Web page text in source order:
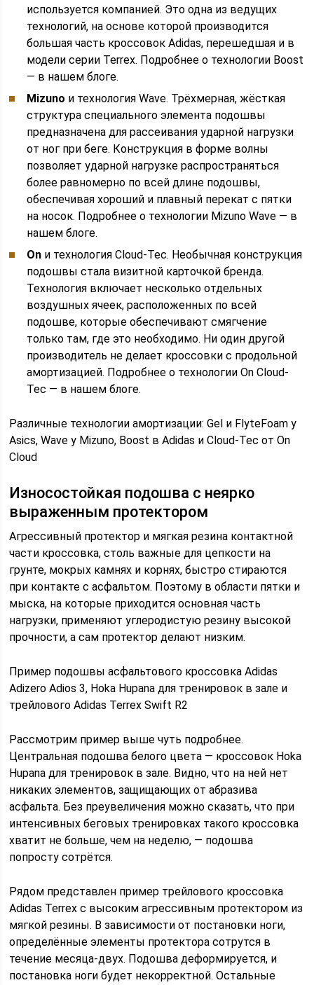
используется компанией. Это одна из ведущих
технологий, на основе которой производится
большая часть кроссовок Adidas, перешедшая и в
модели серии Terrex. Подробнее о технологии Boost
— в нашем блоге.
Mizuno и технология Wave. Трёхмерная, жёсткая
структура специального элемента подошвы
предназначена для рассеивания ударной нагрузки
от ног при беге. Конструкция в форме волны
позволяет ударной нагрузке распространяться
более равномерно по всей длине подошвы,
обеспечивая хороший и плавный перекат с пятки
на носок. Подробнее о технологии Mizuno Wave — в
нашем блоге.
On и технология Cloud-Tec. Необычная конструкция
подошвы стала визитной карточкой бренда.
Технология включает несколько отдельных
воздушных ячеек, расположенных по всей
подошве, которые обеспечивают смягчение
только там, где это необходимо. Ни один другой
производитель не делает кроссовки с продольной
амортизацией. Подробнее о технологии On Cloud-
Tec — в нашем блоге.
Различные технологии амортизации: Gel и FlyteFoam у
Asics, Wave у Mizuno, Boost в Adidas и Cloud-Tec от On
Cloud
Износостойкая подошва с неярко
выраженным протектором
Агрессивный протектор и мягкая резина контактной
части кроссовка, столь важные для цепкости на
грунте, мокрых камнях и корнях, быстро стираются
при контакте с асфальтом. Поэтому в области пятки и
мыска, на которые приходится основная часть
нагрузки, применяют углеродистую резину высокой
прочности, а сам протектор делают низким.
Пример подошвы асфальтового кроссовка Adidas
Adizero Adios 3, Hoka Hupana для тренировок в зале и
трейлового Adidas Terrex Swift R2
Рассмотрим пример выше чуть подробнее.
Центральная подошва белого цвета — кроссовок Hoka
Hupana для тренировок в зале. Видно, что на ней нет
никаких элементов, защищающих от абразива
асфальта. Без преувеличения можно сказать, что при
интенсивных беговых тренировках такого кроссовка
хватит не больше, чем на неделю, — подошва
попросту сотрётся.
Рядом представлен пример трейлового кроссовка
Adidas Terrex с высоким агрессивным протектором из
мягкой резины. В зависимости от постановки ноги,
определённые элементы протектора сотрутся в
течение месяца-двух. Подошва деформируется, и
постановка ноги будет некорректной. Остальные